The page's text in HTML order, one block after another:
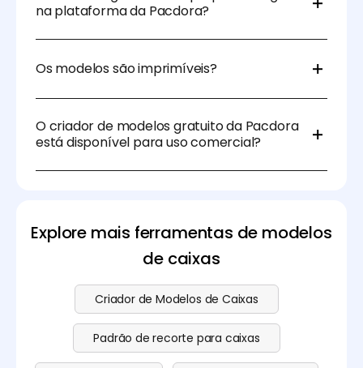
marketing.
na plataforma da Pacdora?
carreguem logótipos, imagens e elementos de
branding para uma personalização total.
Os modelos são imprimíveis?
formatos de alta resolução, garantindo que estejam
prontos para impressão em produções profissionais.
O criador de modelos gratuito da Pacdora
está disponível para uso comercial?
eficiente os seus materiais de embalagem e
branding. Visite nossapágina de preçospara mais
Explore mais ferramentas de modelos
de caixas
Criador de Modelos de Caixas
Padrão de recorte para caixas